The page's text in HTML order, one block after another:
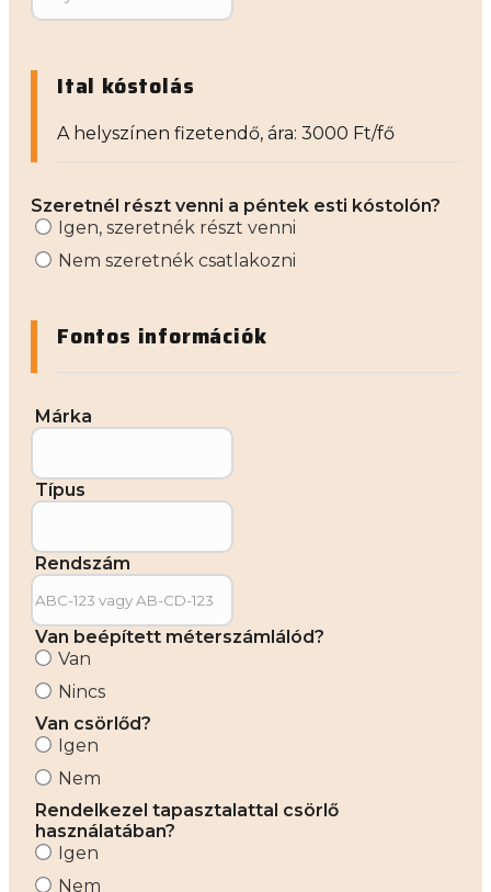
Ital kóstolás
A helyszínen fizetendő, ára: 3000 Ft/fő
Szeretnél részt venni a péntek esti kóstolón?
Igen, szeretnék részt venni
Nem szeretnék csatlakozni
Fontos információk
Márka
Típus
Rendszám
Van beépített méterszámlálód?
Van
Nincs
Van csörlőd?
Igen
Nem
Rendelkezel tapasztalattal csörlő
használatában?
Igen
Nem